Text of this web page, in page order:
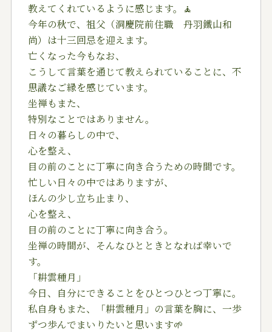
教えてくれているように感じます。🧘
今年の秋で、祖父（洞慶院前住職 丹羽鐵山和
尚）は十三回忌を迎えます。
亡くなった今もなお、
こうして言葉を通じて教えられていることに、不
思議なご縁を感じています。
坐禅もまた、
特別なことではありません。
日々の暮らしの中で、
心を整え、
目の前のことに丁寧に向き合うための時間です。
忙しい日々の中ではありますが、
ほんの少し立ち止まり、
心を整え、
目の前のことに丁寧に向き合う。
坐禅の時間が、そんなひとときとなれば幸いで
す。
「耕雲種月」
今日、自分にできることをひとつひとつ丁寧に。
私自身もまた、「耕雲種月」の言葉を胸に、一歩
ずつ歩んでまいりたいと思います🌱